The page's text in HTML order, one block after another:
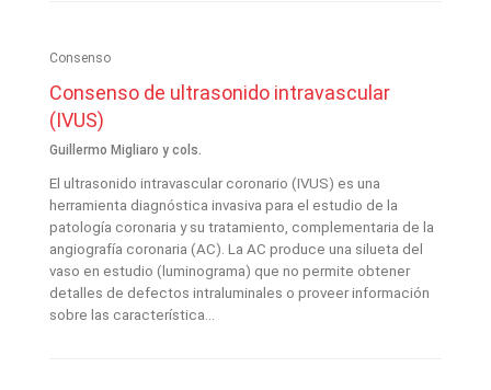
Consenso
Consenso de ultrasonido intravascular
(IVUS)
Guillermo Migliaro y cols.
El ultrasonido intravascular coronario (IVUS) es una
herramienta diagnóstica invasiva para el estudio de la
patología coronaria y su tratamiento, complementaria de la
angiografía coronaria (AC). La AC produce una silueta del
vaso en estudio (luminograma) que no permite obtener
detalles de defectos intraluminales o proveer información
sobre las característica...